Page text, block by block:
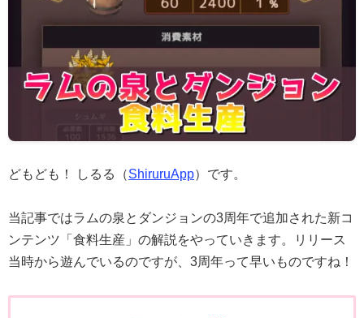
どもども！ しるる（ShiruruApp）です。
当記事ではラムの泉とダンジョンの3周年で追加された新コ
ンテンツ「食料生産」の解説をやっていきます。リリース
当時から遊んでいるのですが、3周年って早いものですね！